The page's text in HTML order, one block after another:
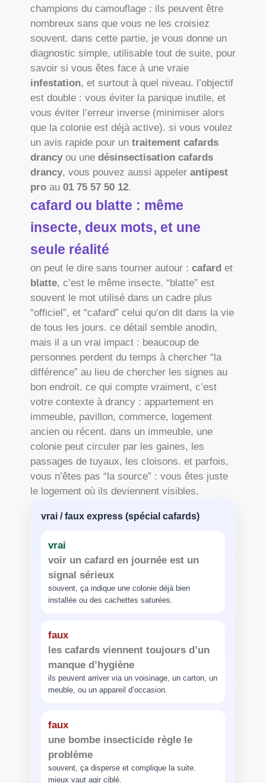
champions du camouflage : ils peuvent être
nombreux sans que vous ne les croisiez
souvent. dans cette partie, je vous donne un
diagnostic simple, utilisable tout de suite, pour
savoir si vous êtes face à une vraie
infestation, et surtout à quel niveau. l’objectif
est double : vous éviter la panique inutile, et
vous éviter l’erreur inverse (minimiser alors
que la colonie est déjà active). si vous voulez
un avis rapide pour un traitement cafards
drancy ou une désinsectisation cafards
drancy, vous pouvez aussi appeler antipest
pro au 01 75 57 50 12.
cafard ou blatte : même
insecte, deux mots, et une
seule réalité
on peut le dire sans tourner autour : cafard et
blatte, c’est le même insecte. “blatte” est
souvent le mot utilisé dans un cadre plus
“officiel”, et “cafard” celui qu’on dit dans la vie
de tous les jours. ce détail semble anodin,
mais il a un vrai impact : beaucoup de
personnes perdent du temps à chercher “la
différence” au lieu de chercher les signes au
bon endroit. ce qui compte vraiment, c’est
votre contexte à drancy : appartement en
immeuble, pavillon, commerce, logement
ancien ou récent. dans un immeuble, une
colonie peut circuler par les gaines, les
passages de tuyaux, les cloisons. et parfois,
vous n’êtes pas “la source” : vous êtes juste
le logement où ils deviennent visibles.
vrai / faux express (spécial cafards)
vrai
voir un cafard en journée est un
signal sérieux
souvent, ça indique une colonie déjà bien
installée ou des cachettes saturées.
faux
les cafards viennent toujours d’un
manque d’hygiène
ils peuvent arriver via un voisinage, un carton, un
meuble, ou un appareil d’occasion.
faux
une bombe insecticide règle le
problème
souvent, ça disperse et complique la suite.
mieux vaut agir ciblé.